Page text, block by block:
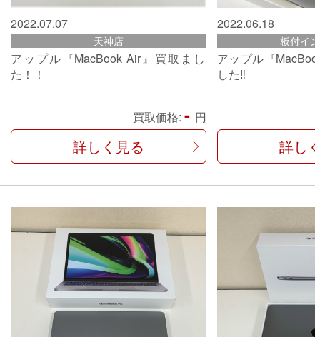
2022.07.07
天神店
アップル『MacBook Air』買取まし
た！！
買取価格: - 円
詳しく見る
2022.06.18
板付イ
アップル『
した‼
詳し